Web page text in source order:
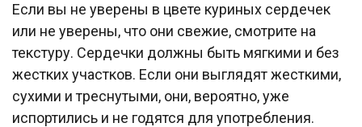
Если вы не уверены в цвете куриных сердечек
или не уверены, что они свежие, смотрите на
текстуру. Сердечки должны быть мягкими и без
жестких участков. Если они выглядят жесткими,
сухими и треснутыми, они, вероятно, уже
испортились и не годятся для употребления.